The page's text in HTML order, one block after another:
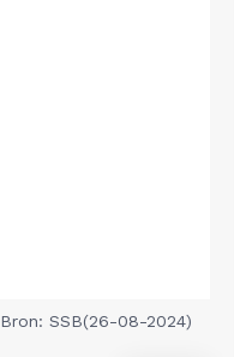
Bron: SSB(26-08-2024)